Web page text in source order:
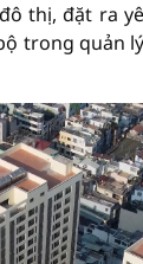
thị, đặt ra
trong quản